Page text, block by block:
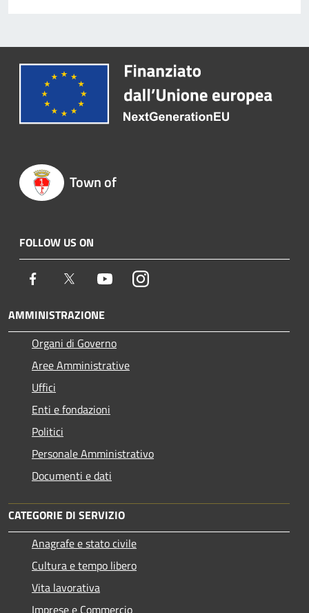
Town of
FOLLOW US ON
Facebook Twitter YoutubeInstagram
AMMINISTRAZIONE
Organi di Governo
Aree Amministrative
Uffici
Enti e fondazioni
Politici
Personale Amministrativo
Documenti e dati
CATEGORIE DI SERVIZIO
Anagrafe e stato civile
Cultura e tempo libero
Vita lavorativa